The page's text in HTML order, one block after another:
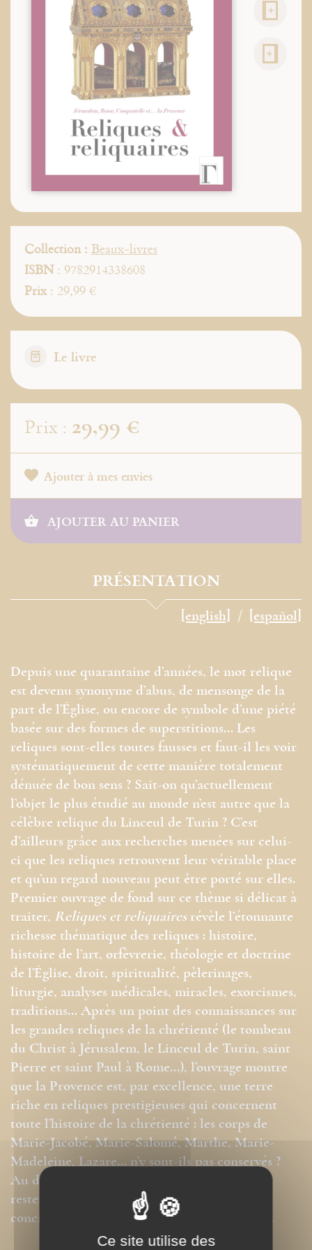
Collection : Beaux-livres
ISBN: 9782914338608
Prix: 29,99 €
Le livre
Prix : 29,99 €
Ajouter à mes envies
AJOUTER AU PANIER
PRÉSENTATION
[english] [español]
Depuis une quarantaine d’années, le mot relique
est devenu synonyme d’abus, de mensonge de la
part de l’Église, ou encore de symbole d’une piété
basée sur des formes de superstitions… Les
reliques sont-elles toutes fausses et faut-il les voir
systématiquement de cette manière totalement
dénuée de bon sens ? Sait-on qu’actuellement
l’objet le plus étudié au monde n’est autre que la
célèbre relique du Linceul de Turin ? C’est
d’ailleurs grâce aux recherches menées sur celui-
ci que les reliques retrouvent leur véritable place
et qu’un regard nouveau peut être porté sur elles.
Premier ouvrage de fond sur ce thème si délicat à
traiter, Reliques et reliquairesrévèle l’étonnante
richesse thématique des reliques : histoire,
histoire de l’art, orfèvrerie, théologie et doctrine
de l’Église, droit, spiritualité, pèlerinages,
liturgie, analyses médicales, miracles, exorcismes,
traditions… Après un point des connaissances sur
les grandes reliques de la chrétienté (le tombeau
du Christ à Jérusalem, le Linceul de Turin, saint
Pierre et saint Paul à Rome...), l’ouvrage montre
que la Provence est, par excellence, une terre
riche en reliques prestigieuses qui concernent
toute l’histoire de la chrétienté : les corps de
Marie-Jacobé, Marie-Salomé, Marthe, Marie-
Madeleine, Lazare… n’y sont-ils pas conservés ?
Au delà de la polémique, l’auteur s’attache à
rester objectif, dans une démarche originale
conciliant traditions et analyses scientifiques.
Ce site utilise des